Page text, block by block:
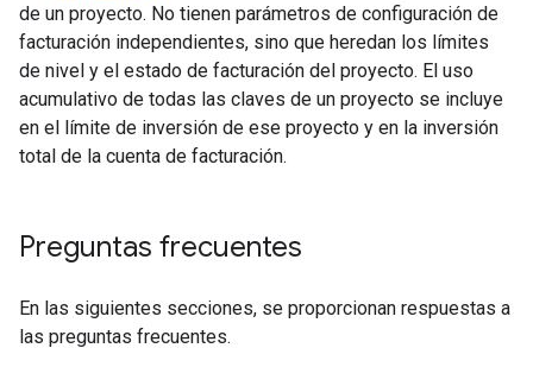
de un proyecto. No tienen parámetros de configuración de
facturación independientes, sino que heredan los límites
de nivel y el estado de facturación del proyecto. El uso
acumulativo de todas las claves de un proyecto se incluye
en el límite de inversión de ese proyecto y en la inversión
total de la cuenta de facturación.
Preguntas frecuentes
En las siguientes secciones, se proporcionan respuestas a
las preguntas frecuentes.